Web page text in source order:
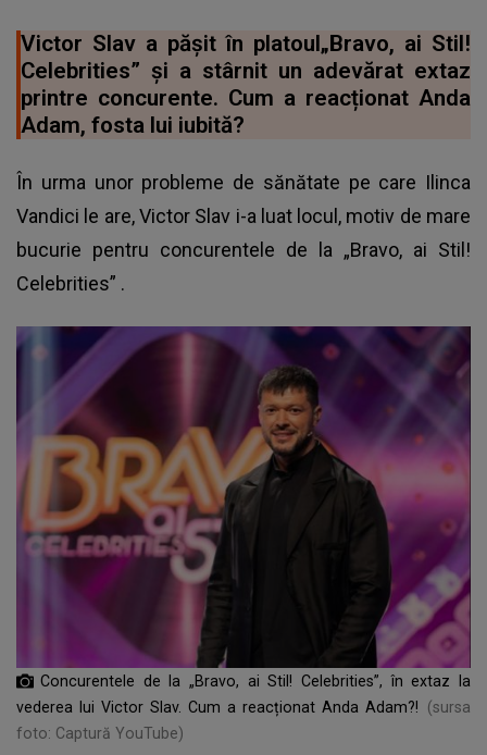
Victor Slav a pășit în platoul„Bravo, ai Stil!
Celebrities” și a stârnit un adevărat extaz
printre concurente. Cum a reacționat Anda
Adam, fosta lui iubită?
În urma unor probleme de sănătate pe care Ilinca
Vandici le are, Victor Slav i-a luat locul, motiv de mare
bucurie pentru concurentele de la „Bravo, ai Stil!
Celebrities” .
Concurentele de la „Bravo, ai Stil! Celebrities”, în extaz la
vederea lui Victor Slav. Cum a reacționat Anda Adam?!
(sursa
foto: Captură YouTube)